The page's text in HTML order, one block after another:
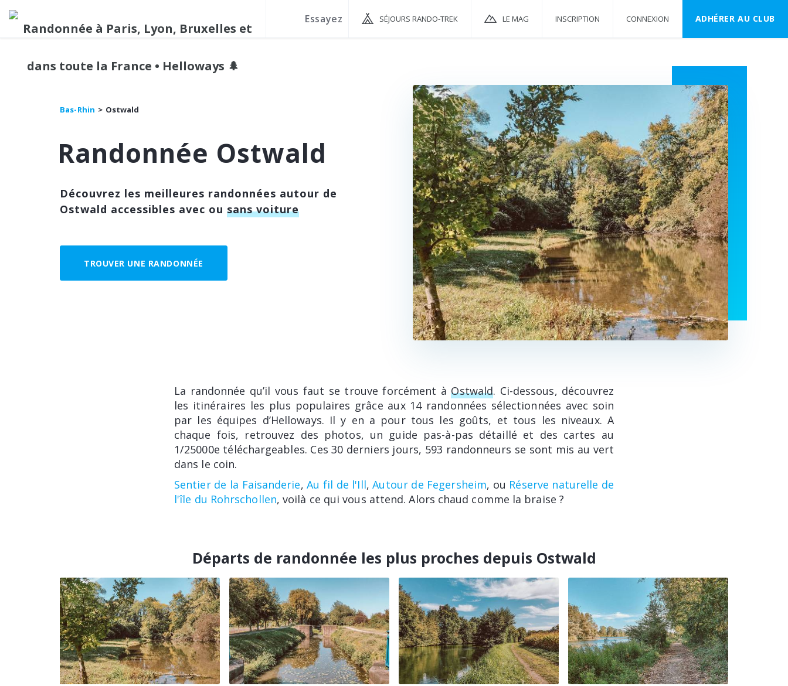
SÉJOURS RANDO-TREK LE MAG INSCRIPTION CONNEXION ADHÉRER AU CLUB
Bas-Rhin Ostwald
Randonnée Ostwald
Découvrez les meilleures randonnées autour de
Ostwald accessibles avec ou sans voiture
TROUVER UNE RANDONNÉE
La randonnée qu’il vous faut se trouve forcément àOstwald. Ci-dessous, découvrez
les itinéraires les plus populaires grâce aux 14 randonnées sélectionnées avec soin
par les équipes d’Helloways. Il y en a pour tous les goûts, et tous les niveaux. A
chaque fois, retrouvez des photos, un guide pas-à-pas détaillé et des cartes au
1/25000e téléchargeables. Ces 30 derniers jours, 593 randonneurs se sont mis au vert
dans le coin.
Sentier de la Faisanderie,Au fil de l'Ill,Autour de Fegersheim, ou Réserve naturelle de
l'île du Rohrschollen, voilà ce qui vous attend. Alors chaud comme la braise ?
Départs de randonnée les plus proches depuis Ostwald